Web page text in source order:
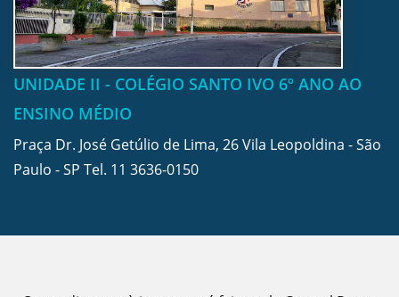
UNIDADE II - COLÉGIO SANTO IVO 6º ANO AO
ENSINO MÉDIO
Praça Dr. José Getúlio de Lima, 26 Vila Leopoldina - São
Paulo - SP Tel. 11 3636-0150